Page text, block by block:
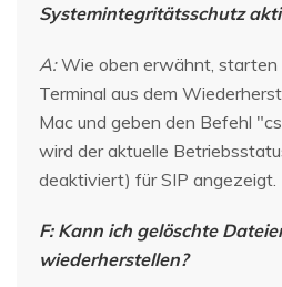
Systemintegritätsschutz
A:Wie oben erwähnt, starten
Terminal aus dem
Mac und geben den Befehl
wird der aktuelle
deaktiviert) für SIP angezeigt.
F: Kann ich gelöschte
wiederherstellen?